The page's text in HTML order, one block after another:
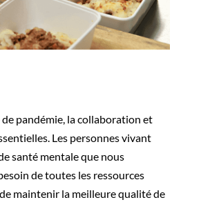
pandémie, la collaboration et
Les personnes vivant
santé mentale que nous
de toutes les ressources
maintenir la meilleure qualité de